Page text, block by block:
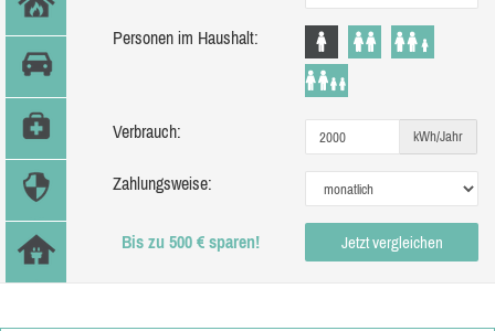
Personen im Haushalt:
Verbrauch: kWh/Jahr
Zahlungsweise:
Bis zu 500 € sparen! Jetzt vergleichen